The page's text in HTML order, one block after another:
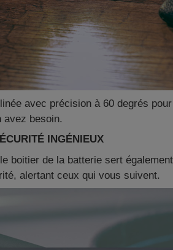
avec précision à 60 degrés pour
avez besoin.
INGÉNIEUX
boitier de la batterie sert également
alertant ceux qui vous suivent.